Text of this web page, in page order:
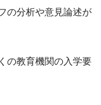
の分析や意見論述が
の教育機関の入学要